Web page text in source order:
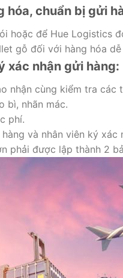
hóa, chuẩn bị gửi
hoặc để Hue Logistics
gỗ đối với hàng hóa dễ
xác nhận gửi hàng:
nhận cùng kiểm tra
bì, nhãn mác.
phí.
và nhân viên ký xác
phải được lập thành 2